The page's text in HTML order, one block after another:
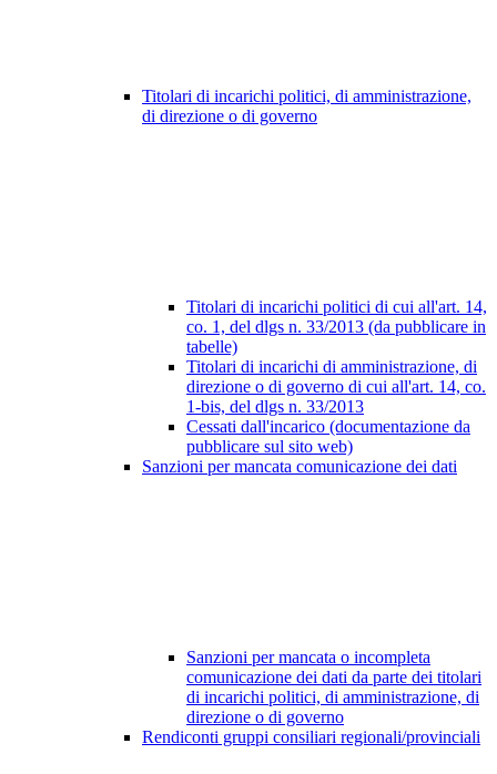
Titolari di incarichi politici, di amministrazione,
di direzione o di governo
Titolari di incarichi politici di cui all'art. 14,
co. 1, del dlgs n. 33/2013 (da pubblicare in
tabelle)
Titolari di incarichi di amministrazione, di
direzione o di governo di cui all'art. 14, co.
1-bis, del dlgs n. 33/2013
Cessati dall'incarico (documentazione da
pubblicare sul sito web)
Sanzioni per mancata comunicazione dei dati
Sanzioni per mancata o incompleta
comunicazione dei dati da parte dei titolari
di incarichi politici, di amministrazione, di
direzione o di governo
Rendiconti gruppi consiliari regionali/provinciali